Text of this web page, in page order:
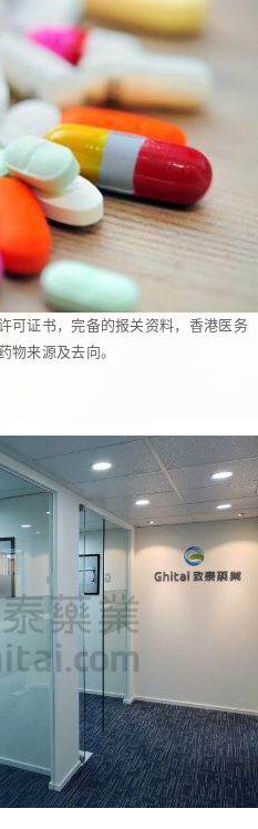
可证书，完备的报关资料，香港医务
物来源及去向。